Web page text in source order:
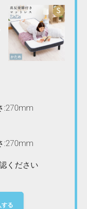
:270mm
:270mm
ください
する